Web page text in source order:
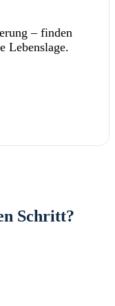
– finden
Lebenslage.
Schritt?